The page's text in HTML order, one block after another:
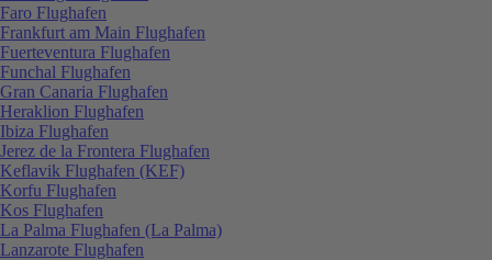
Faro Flughafen
Frankfurt am Main Flughafen
Fuerteventura Flughafen
Funchal Flughafen
Gran Canaria Flughafen
Heraklion Flughafen
Ibiza Flughafen
Jerez de la Frontera Flughafen
Keflavik Flughafen (KEF)
Korfu Flughafen
Kos Flughafen
La Palma Flughafen (La Palma)
Lanzarote Flughafen